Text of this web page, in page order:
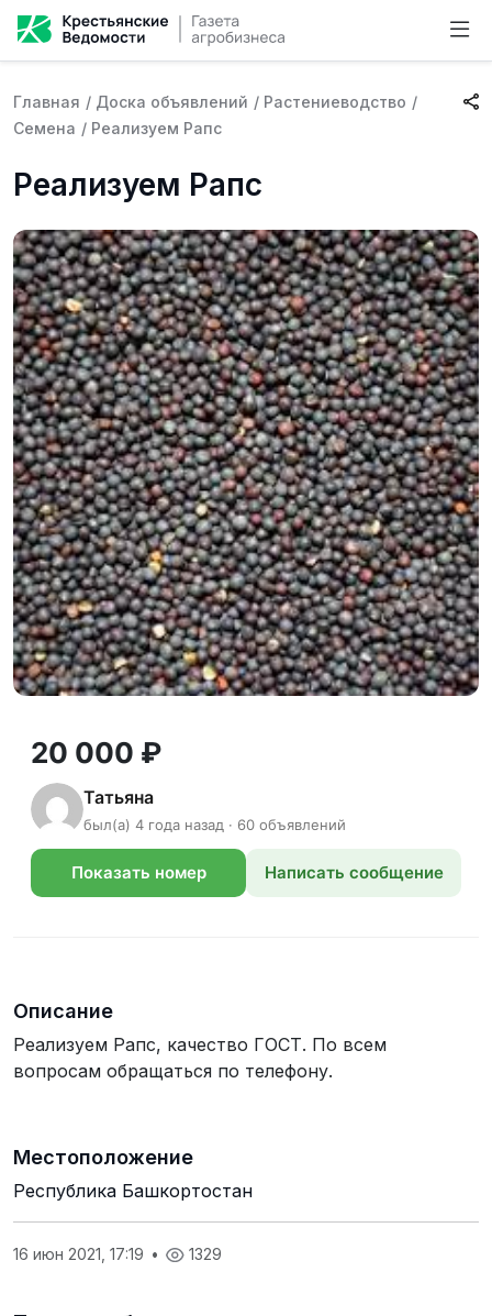
Главная / Доска объявлений / Растениеводство /
Семена / Реализуем Рапс
Реализуем Рапс
20 000 ₽
Татьяна
был(а) 4 года назад · 60 объявлений
Показать номер Написать сообщение
Описание
Реализуем Рапс, качество ГОСТ. По всем
вопросам обращаться по телефону.
Местоположение
Республика Башкортостан
16 июн 2021, 17:19 • 1329